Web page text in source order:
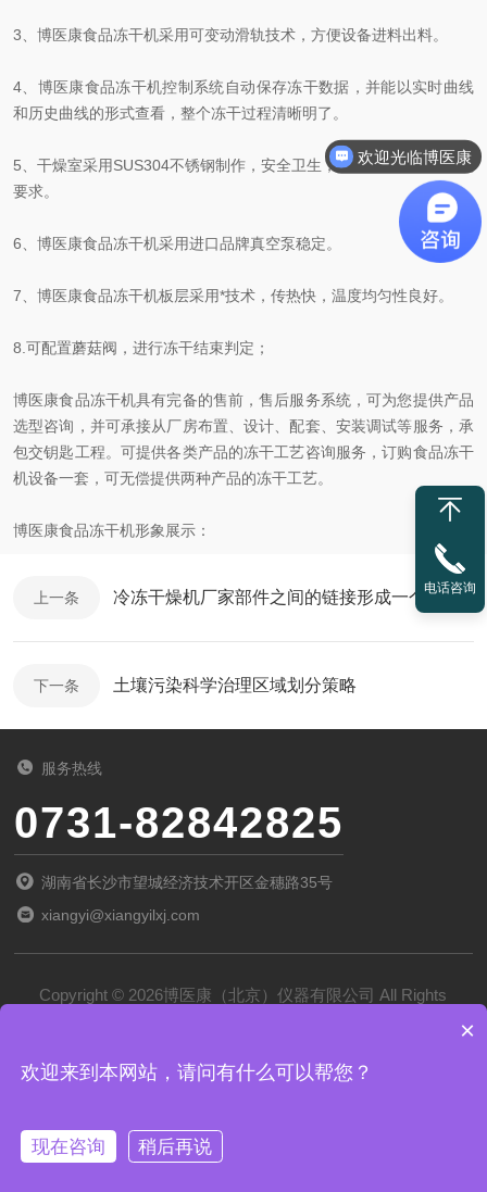
3、博医康食品冻干机采用可变动滑轨技术，方便设备进料出料。
4、博医康食品冻干机控制系统自动保存冻干数据，并能以实时曲线
和历史曲线的形式查看，整个冻干过程清晰明了。
5、干燥室采用SUS304不锈钢制作，安全卫生，符合食品生产的法规
要求。
6、博医康食品冻干机采用进口品牌真空泵稳定。
7、博医康食品冻干机板层采用*技术，传热快，温度均匀性良好。
8.可配置蘑菇阀，进行冻干结束判定；
博医康食品冻干机具有完备的售前，售后服务系统，可为您提供产品
选型咨询，并可承接从厂房布置、设计、配套、安装调试等服务，承
包交钥匙工程。可提供各类产品的冻干工艺咨询服务，订购食品冻干
机设备一套，可无偿提供两种产品的冻干工艺。
博医康食品冻干机形象展示：
上一条 冷冻干燥机厂家部件之间的链接形成一个密闭的系统
下一条 土壤污染科学治理区域划分策略
服务热线
0731-82842825
湖南省长沙市望城经济技术开区金穗路35号
xiangyi@xiangyilxj.com
Copyright © 2026博医康（北京）仪器有限公司 All Rights
电话咨询
京公网安备 11011102002194号
欢迎光临博医康
×
欢迎来到本网站，请问有什么可以帮您？
现在咨询 稍后再说